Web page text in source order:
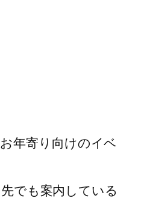
年寄り向けのイベ
でも案内している